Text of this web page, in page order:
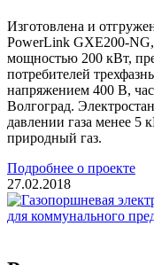
Изготовлена и
PowerLink GXE200-NG,
мощностью 200 кВт,
потребителей
напряжением 400 В,
Волгоград.
давлении газа менее 5
природный газ.
Подробнее о проекте
27.02.2018